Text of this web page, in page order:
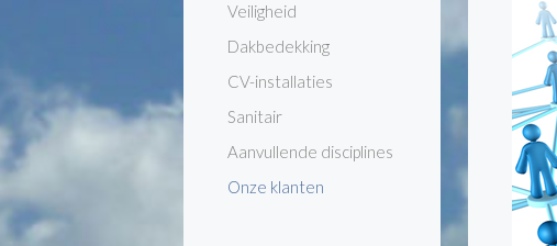
Veiligheid
Dakbedekking
CV-installaties
Sanitair
Aanvullende disciplines
Onze klanten